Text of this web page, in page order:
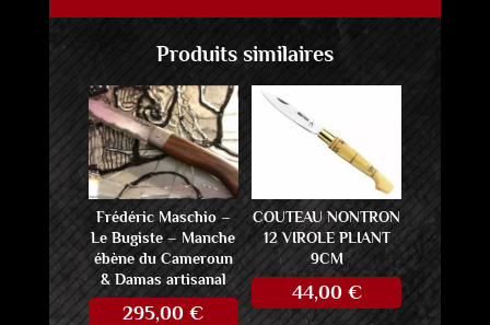
Produits similaires
Frédéric Maschio –
Le Bugiste – Manche
ébène du Cameroun
& Damas artisanal
295,00€
COUTEAU NONTRON
12 VIROLE PLIANT
9CM
44,00 €